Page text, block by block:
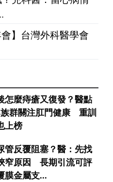
會】台灣外科醫學會
怎麼痔瘡又復發？醫點
群關注肛門健康 重訓
上榜
管反覆阻塞？醫：先找
窄原因 長期引流可評
膜金屬支...